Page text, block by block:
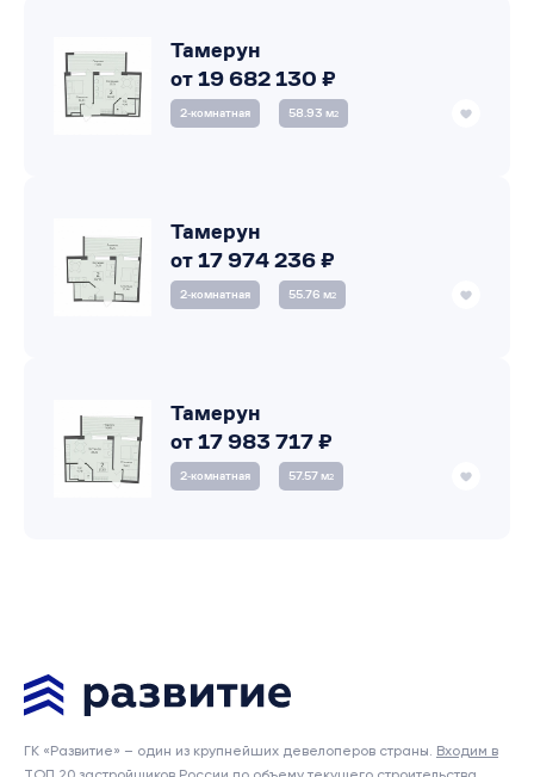
Тамерун
от 19 682 130 ₽
2‑комнатная 58.93 м2
Тамерун
от 17 974 236 ₽
2‑комнатная 55.76 м2
Тамерун
от 17 983 717 ₽
2‑комнатная 57.57 м2
ГК «Развитие» – один из крупнейших девелоперов страны. Входим в